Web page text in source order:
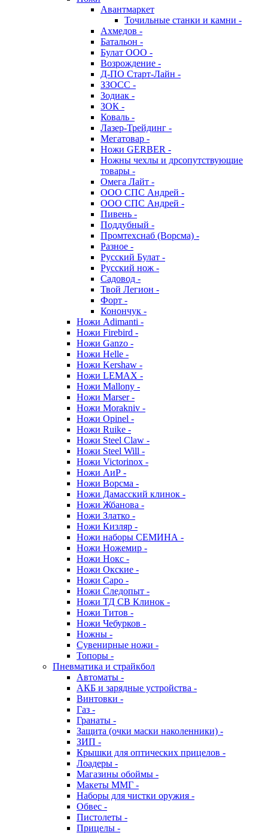
Авантмаркет
Точильные станки и камни -
Ахмедов -
Батальон -
Булат ООО -
Возрождение -
Д-ПО Старт-Лайн -
ЗЗОСС -
Зодиак -
ЗОК -
Коваль -
Лазер-Трейдинг -
Мегатовар -
Ножи GERBER -
Ножны чехлы и дрсопутствующие
товары -
Омега Лайт -
ООО СПС Андрей -
ООО СПС Андрей -
Пивень -
Поддубный -
Промтехснаб (Ворсма) -
Разное -
Русский Булат -
Русский нож -
Садовод -
Твой Легион -
Форт -
Конончук -
Ножи Adimanti -
Ножи Firebird -
Ножи Ganzo -
Ножи Helle -
Ножи Kershaw -
Ножи LEMAX -
Ножи Mallony -
Ножи Marser -
Ножи Morakniv -
Ножи Opinel -
Ножи Ruike -
Ножи Steel Claw -
Ножи Steel Will -
Ножи Victorinox -
Ножи АиР -
Ножи Ворсма -
Ножи Дамасский клинок -
Ножи Жбанова -
Ножи Златко -
Ножи Кизляр -
Ножи наборы СЕМИНА -
Ножи Ножемир -
Ножи Нокс -
Ножи Окские -
Ножи Саро -
Ножи Следопыт -
Ножи ТД СВ Клинок -
Ножи Титов -
Ножи Чебурков -
Ножны -
Сувенирные ножи -
Топоры -
Пневматика и страйкбол
Автоматы -
АКБ и зарядные устройства -
Винтовки -
Газ -
Гранаты -
Защита (очки маски наколенники) -
ЗИП -
Крышки для оптических прицелов -
Лоадеры -
Магазины обоймы -
Макеты ММГ -
Наборы для чистки оружия -
Обвес -
Пистолеты -
Прицелы -